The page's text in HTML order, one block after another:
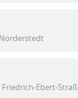
Ebert-